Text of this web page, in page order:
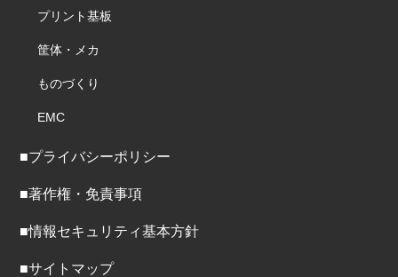
プリント基板
筐体・メカ
ものづくり
EMC
■プライバシーポリシー
■著作権・免責事項
■情報セキュリティ基本方針
■サイトマップ